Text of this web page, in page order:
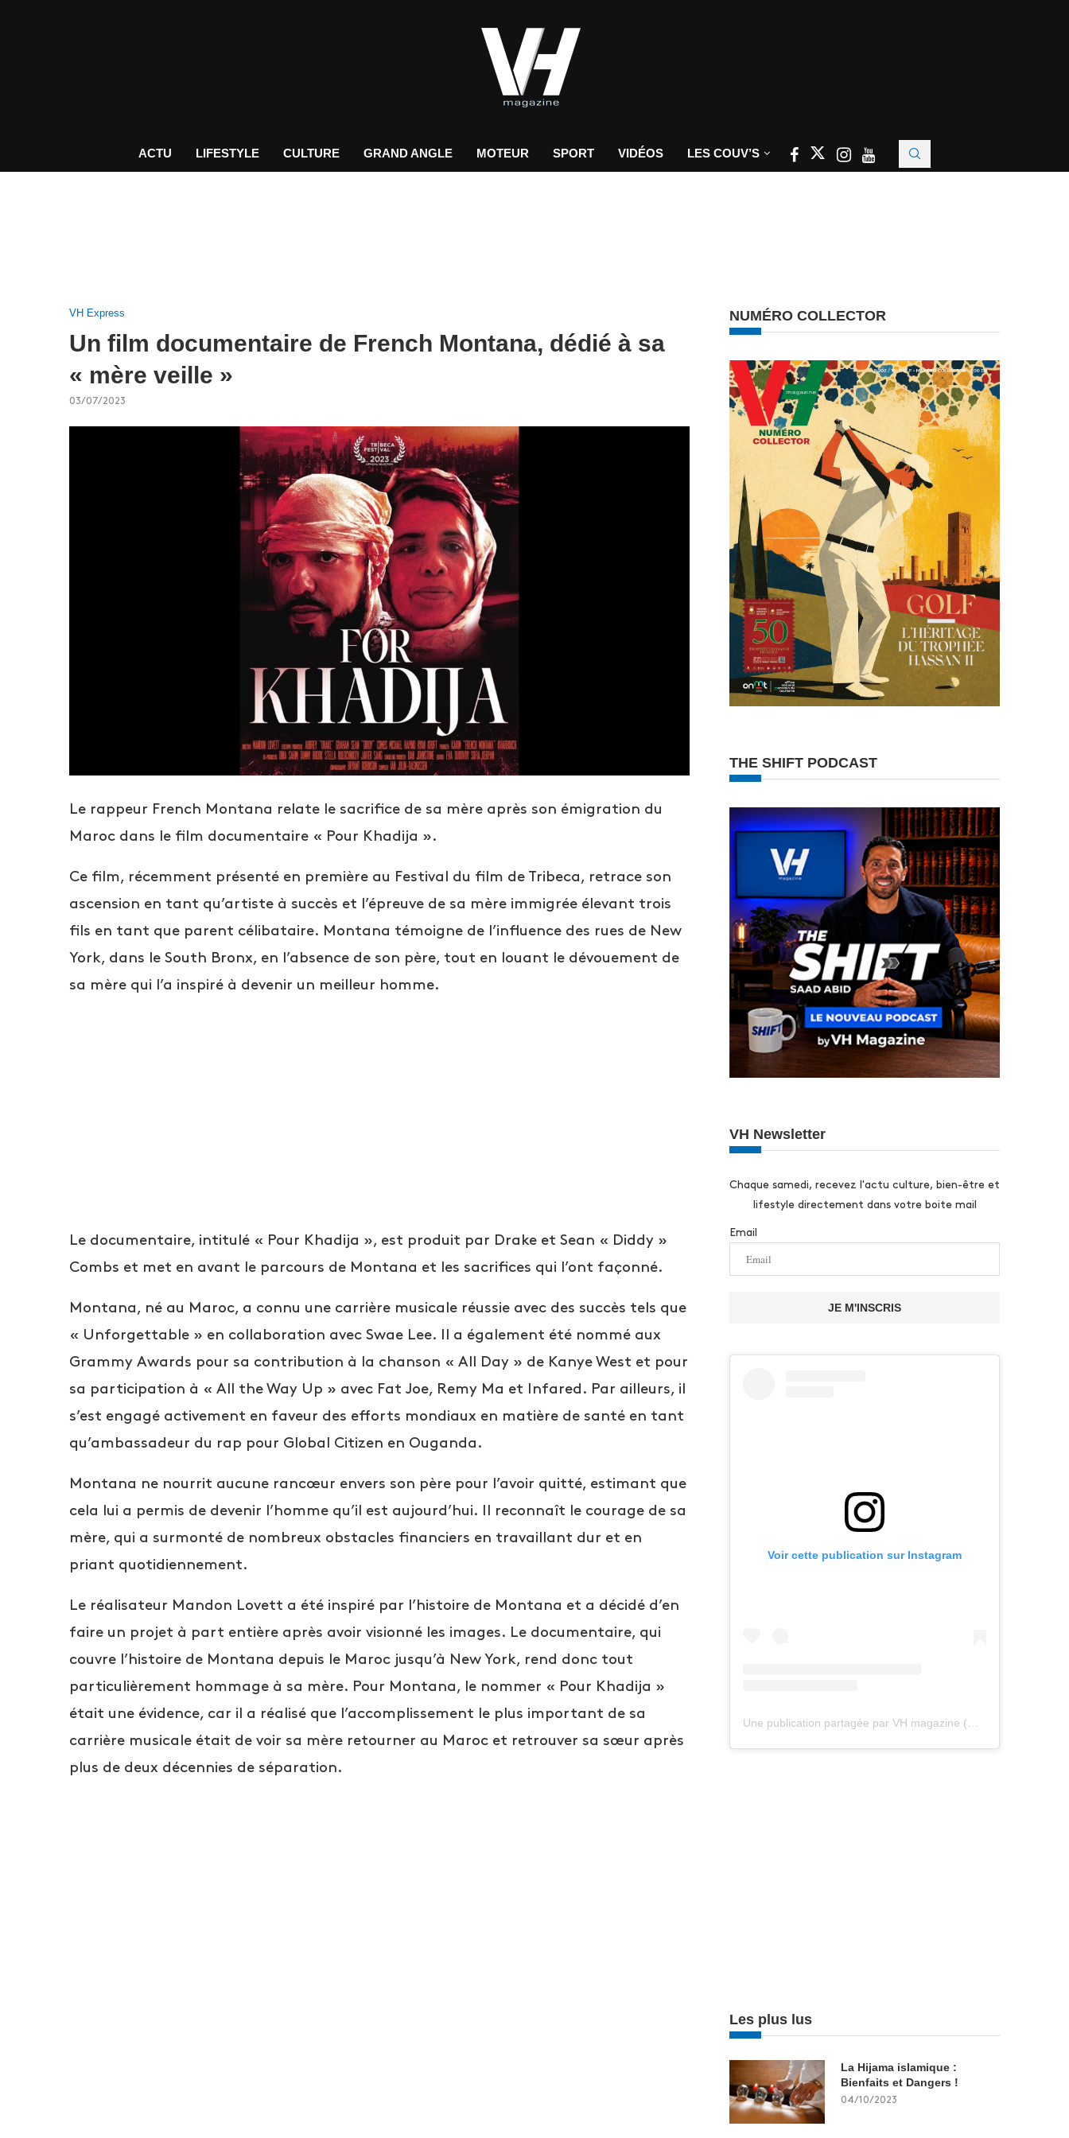
ACTU LIFESTYLE CULTURE GRAND ANGLE MOTEUR SPORT VIDÉOS LES COUV’S
VH Express
Un film documentaire de French Montana, dédié à sa
« mère veille »
03/07/2023
Le rappeur French Montana relate le sacrifice de sa mère après son émigration du
Maroc dans le film documentaire « Pour Khadija ».
Ce film, récemment présenté en première au Festival du film de Tribeca, retrace son
ascension en tant qu’artiste à succès et l’épreuve de sa mère immigrée élevant trois
fils en tant que parent célibataire. Montana témoigne de l’influence des rues de New
York, dans le South Bronx, en l’absence de son père, tout en louant le dévouement de
sa mère qui l’a inspiré à devenir un meilleur homme.
Le documentaire, intitulé « Pour Khadija », est produit par Drake et Sean « Diddy »
Combs et met en avant le parcours de Montana et les sacrifices qui l’ont façonné.
Montana, né au Maroc, a connu une carrière musicale réussie avec des succès tels que
« Unforgettable » en collaboration avec Swae Lee. Il a également été nommé aux
Grammy Awards pour sa contribution à la chanson « All Day » de Kanye West et pour
sa participation à « All the Way Up » avec Fat Joe, Remy Ma et Infared. Par ailleurs, il
s’est engagé activement en faveur des efforts mondiaux en matière de santé en tant
qu’ambassadeur du rap pour Global Citizen en Ouganda.
Montana ne nourrit aucune rancœur envers son père pour l’avoir quitté, estimant que
cela lui a permis de devenir l’homme qu’il est aujourd’hui. Il reconnaît le courage de sa
mère, qui a surmonté de nombreux obstacles financiers en travaillant dur et en
priant quotidiennement.
Le réalisateur Mandon Lovett a été inspiré par l’histoire de Montana et a décidé d’en
faire un projet à part entière après avoir visionné les images. Le documentaire, qui
couvre l’histoire de Montana depuis le Maroc jusqu’à New York, rend donc tout
particulièrement hommage à sa mère. Pour Montana, le nommer « Pour Khadija »
était une évidence, car il a réalisé que l’accomplissement le plus important de sa
carrière musicale était de voir sa mère retourner au Maroc et retrouver sa sœur après
plus de deux décennies de séparation.
NUMÉRO COLLECTOR
THE SHIFT PODCAST
VH Newsletter
Chaque samedi, recevez l'actu culture, bien-être et
lifestyle directement dans votre boite mail
Email
JE M'INSCRIS
Voir cette publication sur Instagram
Les plus lus
La Hijama islamique :
Bienfaits et Dangers !
04/10/2023